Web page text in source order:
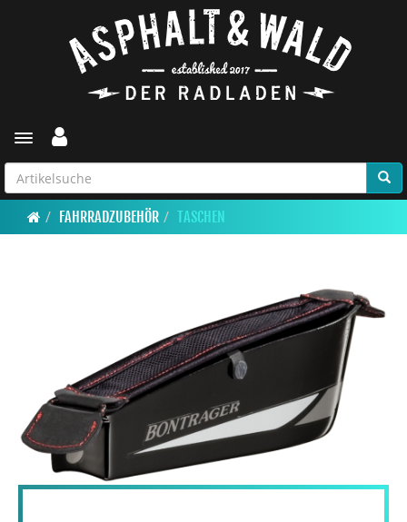
Toggle navigation
FAHRRADZUBEHÖR TASCHEN